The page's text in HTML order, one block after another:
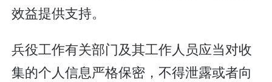
效益提供支持。
兵役工作有关部门及其工作人员应当对收
集的个人信息严格保密，不得泄露或者向